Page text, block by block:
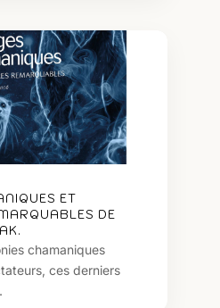
ET
DE
chamaniques
ces derniers